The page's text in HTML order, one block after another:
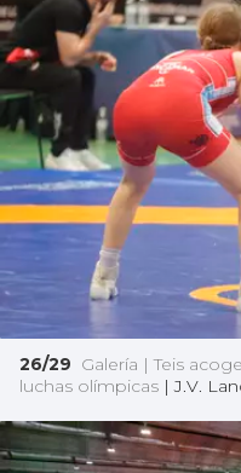
26/29 Galería | Teis
luchas olímpicas |J.V.